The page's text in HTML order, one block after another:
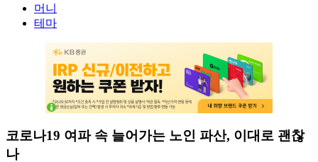
머니
테마
코로나19 여파 속 늘어가는 노인 파산, 이대로 괜찮
나